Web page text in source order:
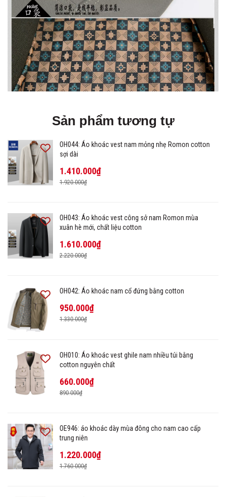
Sản phẩm tương tự
OH044: Áo khoác vest nam mỏng nhẹ Romon cotton
sợi dài
1.410.000₫
1.920.000₫
OH043: Áo khoác vest công sở nam Romon mùa
xuân hè mới, chất liệu cotton
1.610.000₫
2.220.000₫
OH042: Áo khoác nam cổ đứng bằng cotton
950.000₫
1.330.000₫
OH010: Áo khoác vest ghile nam nhiều túi bằng
cotton nguyên chất
660.000₫
890.000₫
OE946: áo khoác dày mùa đông cho nam cao cấp
trung niên
1.220.000₫
1.760.000₫